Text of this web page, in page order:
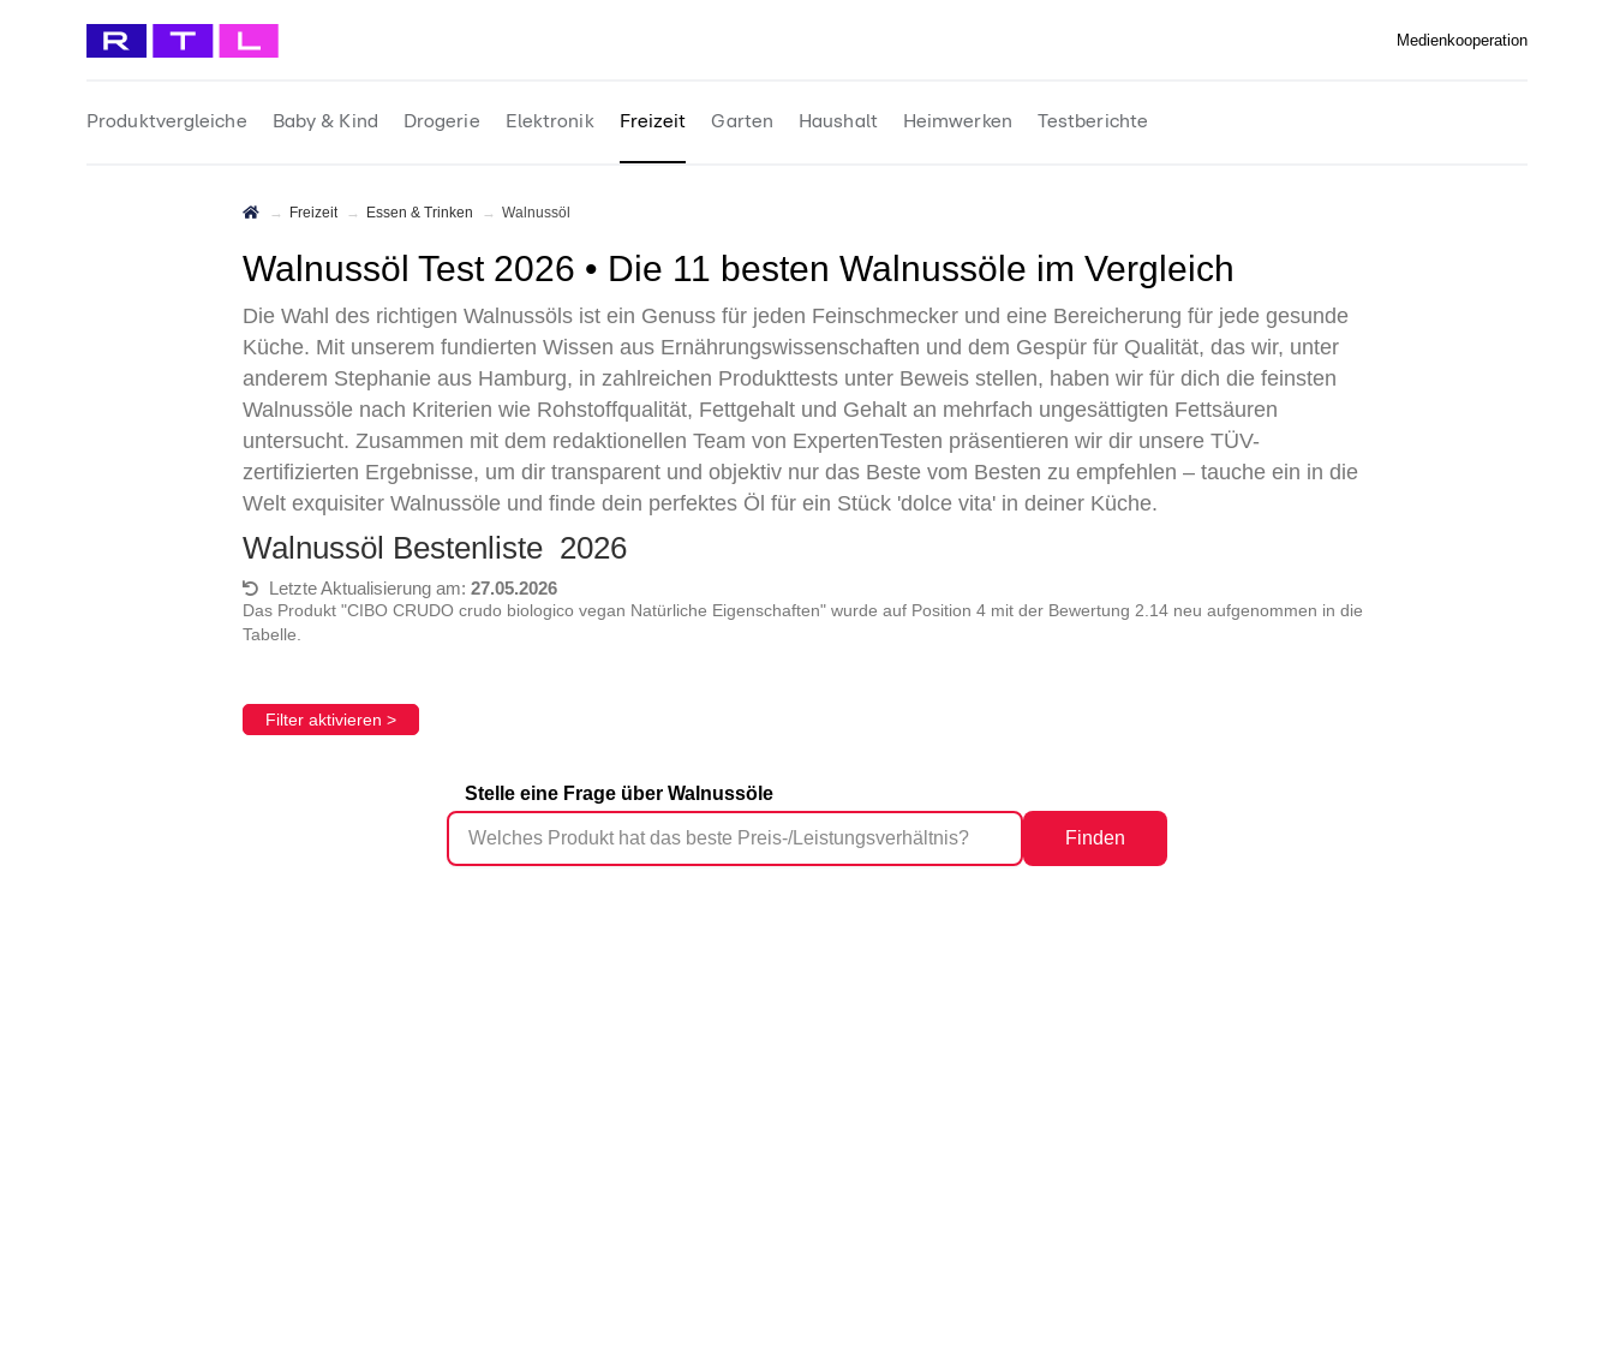
Medienkooperation
Produktvergleiche Baby & Kind Drogerie Elektronik Freizeit Garten Haushalt Heimwerken Testberichte
Freizeit Essen & Trinken Walnussöl
Walnussöl Test 2026 • Die 11 besten Walnussöle im Vergleich
Die Wahl des richtigen Walnussöls ist ein Genuss für jeden Feinschmecker und eine Bereicherung für jede gesunde
Küche. Mit unserem fundierten Wissen aus Ernährungswissenschaften und dem Gespür für Qualität, das wir, unter
anderem Stephanie aus Hamburg, in zahlreichen Produkttests unter Beweis stellen, haben wir für dich die feinsten
Walnussöle nach Kriterien wie Rohstoffqualität, Fettgehalt und Gehalt an mehrfach ungesättigten Fettsäuren
untersucht. Zusammen mit dem redaktionellen Team von ExpertenTesten präsentieren wir dir unsere TÜV-
zertifizierten Ergebnisse, um dir transparent und objektiv nur das Beste vom Besten zu empfehlen – tauche ein in die
Welt exquisiter Walnussöle und finde dein perfektes Öl für ein Stück 'dolce vita' in deiner Küche.
Walnussöl Bestenliste 2026
Letzte Aktualisierung am: 27.05.2026
Das Produkt "CIBO CRUDO crudo biologico vegan Natürliche Eigenschaften" wurde auf Position 4 mit der Bewertung 2.14 neu aufgenommen in die
Tabelle.
Filter aktivieren >
Stelle eine Frage über Walnussöle
Finden